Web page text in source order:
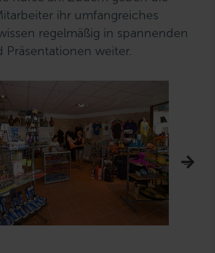
ihr umfangreiches
regelmäßig in spannenden
Präsentationen weiter.